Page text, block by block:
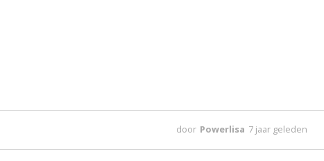
door Powerlisa 7 jaar geleden